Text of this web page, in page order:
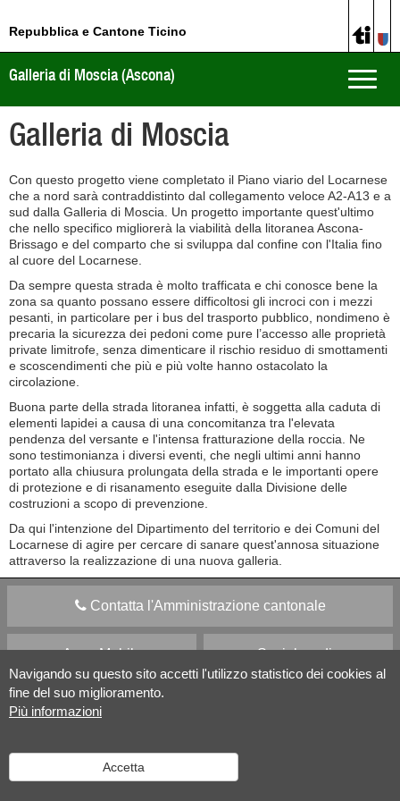
Navigando su questo sito accetti l'utilizzo statistico dei cookies al
fine del suo miglioramento.
Più informazioni
Accetta
Repubblica e Cantone Ticino
Toggle
Galleria di Moscia (Ascona)
Galleria di Moscia
Con questo progetto viene completato il Piano viario del Locarnese
che a nord sarà contraddistinto dal collegamento veloce A2-A13 e a
sud dalla Galleria di Moscia. Un progetto importante quest'ultimo
che nello specifico migliorerà la viabilità della litoranea Ascona-
Brissago e del comparto che si sviluppa dal confine con l'Italia fino
al cuore del Locarnese.
Da sempre questa strada è molto trafficata e chi conosce bene la
zona sa quanto possano essere difficoltosi gli incroci con i mezzi
pesanti, in particolare per i bus del trasporto pubblico, nondimeno è
precaria la sicurezza dei pedoni come pure l’accesso alle proprietà
private limitrofe, senza dimenticare il rischio residuo di smottamenti
e scoscendimenti che più e più volte hanno ostacolato la
circolazione.
Buona parte della strada litoranea infatti, è soggetta alla caduta di
elementi lapidei a causa di una concomitanza tra l'elevata
pendenza del versante e l'intensa fratturazione della roccia. Ne
sono testimonianza i diversi eventi, che negli ultimi anni hanno
portato alla chiusura prolungata della strada e le importanti opere
di protezione e di risanamento eseguite dalla Divisione delle
costruzioni a scopo di prevenzione.
Da qui l'intenzione del Dipartimento del territorio e dei Comuni del
Locarnese di agire per cercare di sanare quest'annosa situazione
attraverso la realizzazione di una nuova galleria.
Contatta l'Amministrazione cantonale
Apps Mobile Social media
Versione desktop | Informazioni legali